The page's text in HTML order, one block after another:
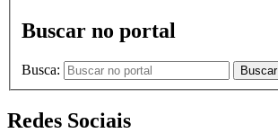
Buscar no portal
Busca: Buscar
Redes Sociais